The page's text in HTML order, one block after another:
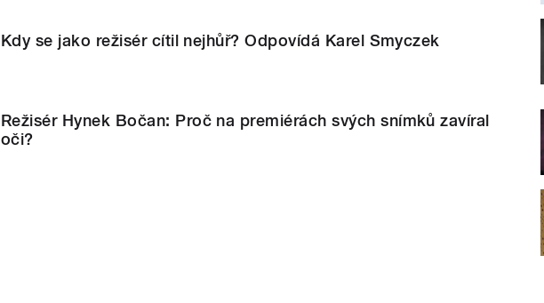
Kdy se jako režisér cítil nejhůř? Odpovídá Karel Smyczek
Režisér Hynek Bočan: Proč na premiérách svých snímků zavíral
oči?